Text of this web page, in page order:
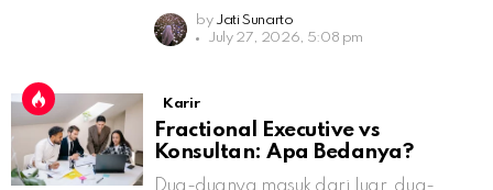
by Jati Sunarto
July 27, 2026, 5:08 pm
Karir
Fractional Executive vs
Konsultan: Apa Bedanya?